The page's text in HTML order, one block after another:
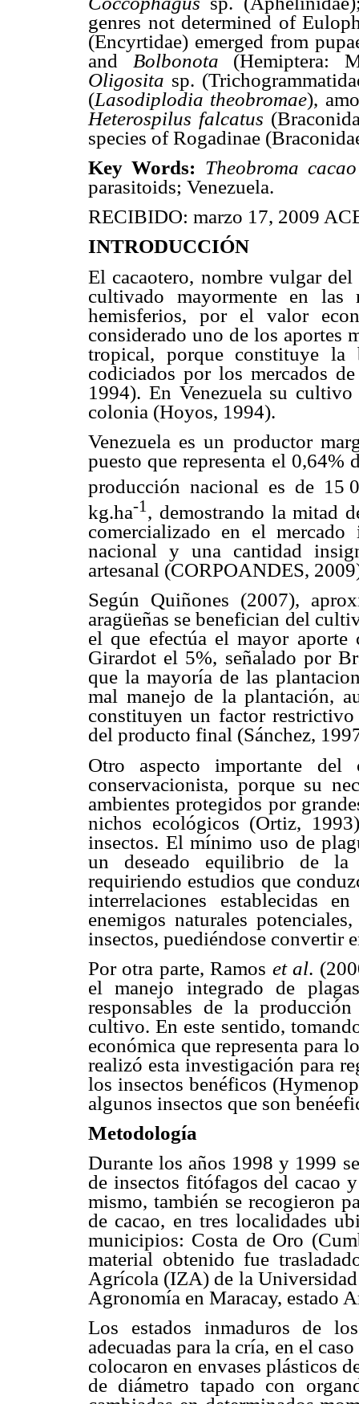
genres not determined of
(Encyrtidae) emerged from
and Bolbonota (Hemiptera:
Oligosita sp.
(Lasodiplodia theobromae),
Heterospilus falcatus
species of Rogadinae
Key Words: Theobroma
parasitoids; Venezuela.
RECIBIDO: marzo 17, 2009
INTRODUCCIÓN
El cacaotero, nombre vulgar
cultivado mayormente en las
hemisferios, por el valor
considerado uno de los aportes
tropical, porque constituye la
codiciados por los mercados
1994). En Venezuela su
colonia (Hoyos, 1994).
Venezuela es un productor
puesto que representa el
producción nacional es de 15
kg.ha-1 , demostrando la mitad
comercializado en el
nacional y una cantidad
artesanal (CORPOANDES,
Según Quiñones (2007),
aragüeñas se benefician del
el que efectúa el mayor
Girardot el 5%, señalado por
que la mayoría de las
mal manejo de la plantación,
constituyen un factor
del producto final (Sánchez,
Otro aspecto importante
conservacionista, porque su
ambientes protegidos por
nichos ecológicos (Ortiz,
insectos. El mínimo uso de
un deseado equilibrio de la
requiriendo estudios que
interrelaciones establecidas
enemigos naturales
insectos, puediéndose convertir
Por otra parte, Ramos et al.
el manejo integrado de
responsables de la
cultivo. En este sentido,
económica que representa para
realizó esta investigación para
los insectos benéficos
algunos insectos que son
Metodología
Durante los años 1998 y 1999
de insectos fitófagos del cacao
mismo, también se recogieron
de cacao, en tres localidades
municipios: Costa de Oro
material obtenido fue
Agrícola (IZA) de la
Agronomía en Maracay, estado
Los estados inmaduros de
adecuadas para la cría, en el
colocaron en envases plásticos
de diámetro tapado con